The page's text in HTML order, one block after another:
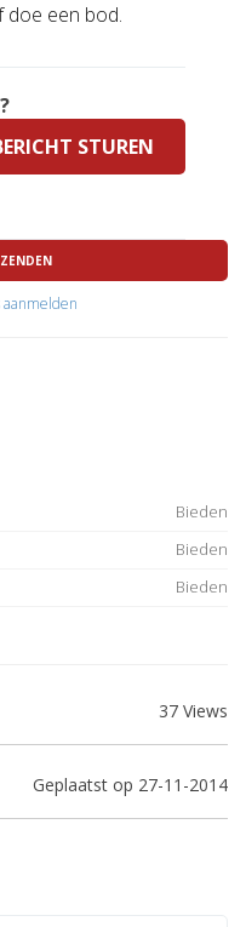
doe een bod.
STUREN
aanmelden
Bieden
Bieden
Bieden
37 Views
Geplaatst op 27-11-2014